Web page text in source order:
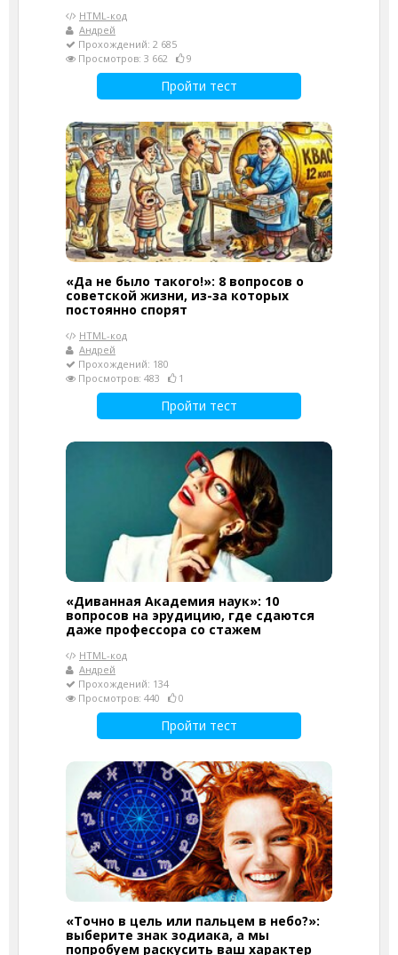
HTML-код
Андрей
Прохождений: 2 685
Просмотров: 3 662
9
Пройти тест
«Да не было такого!»: 8 вопросов о
советской жизни, из-за которых
постоянно спорят
HTML-код
Андрей
Прохождений: 180
Просмотров: 483
1
Пройти тест
«Диванная Академия наук»: 10
вопросов на эрудицию, где сдаются
даже профессора со стажем
HTML-код
Андрей
Прохождений: 134
Просмотров: 440
0
Пройти тест
«Точно в цель или пальцем в небо?»:
выберите знак зодиака, а мы
попробуем раскусить ваш характер